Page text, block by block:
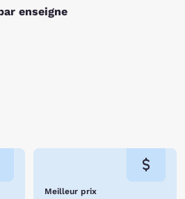
enseigne
Meilleur prix